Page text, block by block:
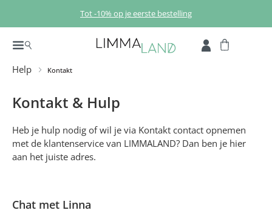
Ga naar de hoofdinhoudTot -10% op je eerste bestelling
Help Kontakt
Kontakt & Hulp
Heb je hulp nodig of wil je via Kontakt contact opnemen
met de klantenservice van LIMMALAND? Dan ben je hier
aan het juiste adres.
Chat met Linna